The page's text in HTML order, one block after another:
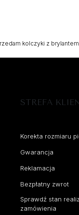
kolczyki z brylantem
STREFA
Korekta rozmiaru
Gwarancja
Reklamacja
Bezpłatny zwrot
Sprawdź stan
zamówienia